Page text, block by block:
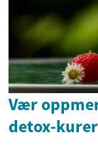
Vær
detox-kurer